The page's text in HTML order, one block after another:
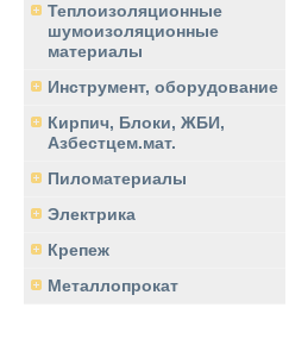
Теплоизоляционные
шумоизоляционные
материалы
Инструмент, оборудование
Кирпич, Блоки, ЖБИ,
Азбестцем.мат.
Пиломатериалы
Электрика
Крепеж
Металлопрокат